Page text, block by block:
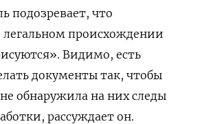
подозревает, что
легальном происхождении
Видимо, есть
документы так, чтобы
обнаружила на них следы
рассуждает он.